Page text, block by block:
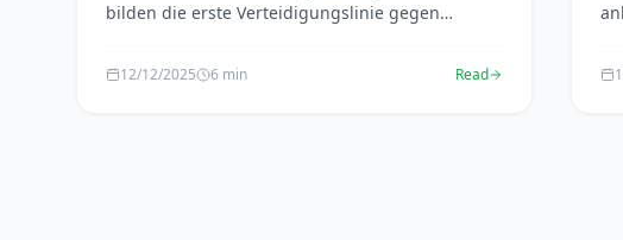
bilden die erste Verteidigungslinie gegen
12/12/2025 6 min Read